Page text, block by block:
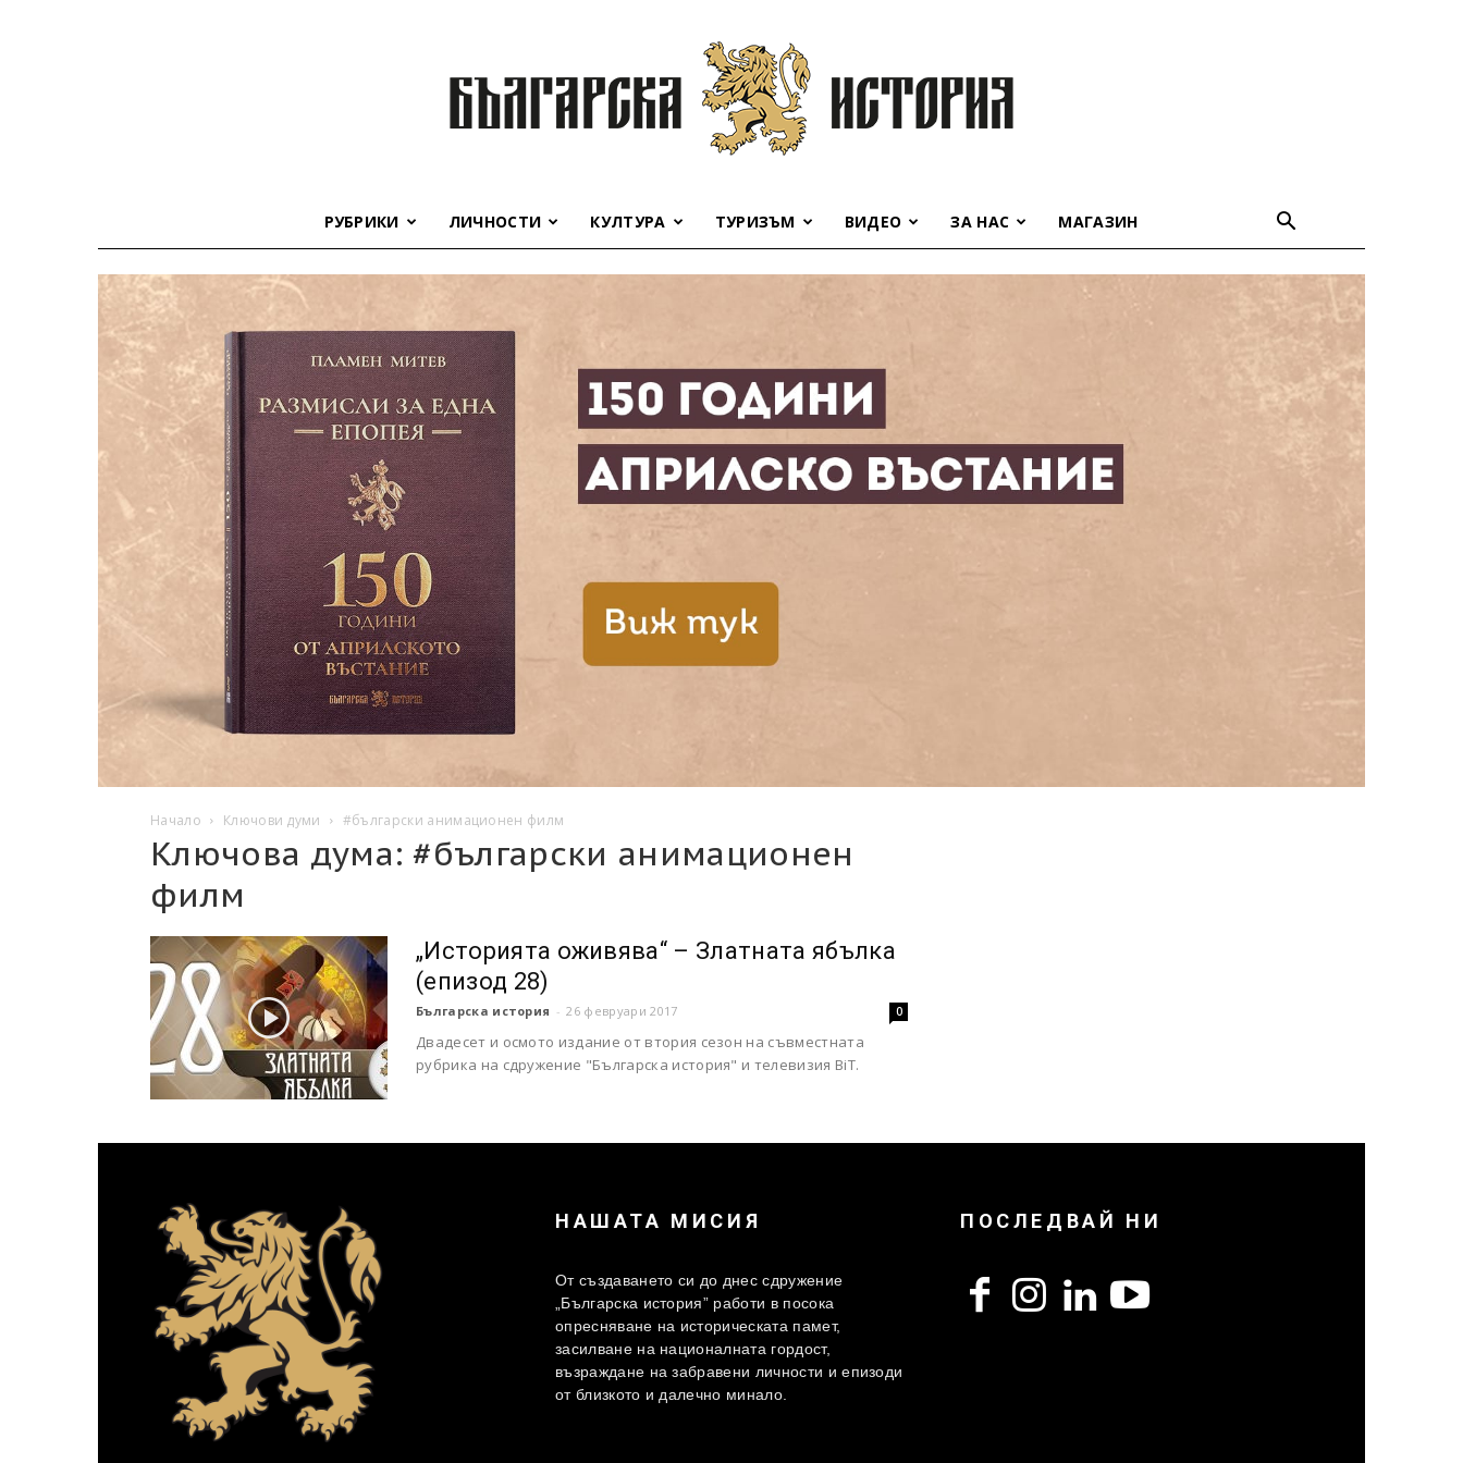
история
РУБРИКИ ЛИЧНОСТИ КУЛТУРА ТУРИЗЪМ ВИДЕО ЗА НАС МАГАЗИН
Начало Ключови думи #български анимационен филм
Ключова дума: #български анимационен
филм
„Историята оживява“ – Златната ябълка
(епизод 28)
Българска история - 26 февруари 2017 0
Двадесет и осмото издание от втория сезон на съвместната
рубрика на сдружение "Българска история" и телевизия BiT.
НАШАТА МИСИЯ
От създаването си до днес сдружение
„Българска история” работи в посока
опресняване на историческата памет,
засилване на националната гордост,
възраждане на забравени личности и епизоди
от близкото и далечно минало.
ПОСЛЕДВАЙ НИ